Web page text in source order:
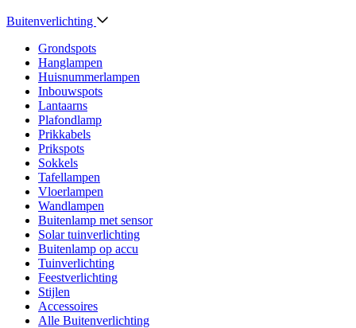
Buitenverlichting
Grondspots
Hanglampen
Huisnummerlampen
Inbouwspots
Lantaarns
Plafondlamp
Prikkabels
Prikspots
Sokkels
Tafellampen
Vloerlampen
Wandlampen
Buitenlamp met sensor
Solar tuinverlichting
Buitenlamp op accu
Tuinverlichting
Feestverlichting
Stijlen
Accessoires
Alle Buitenverlichting